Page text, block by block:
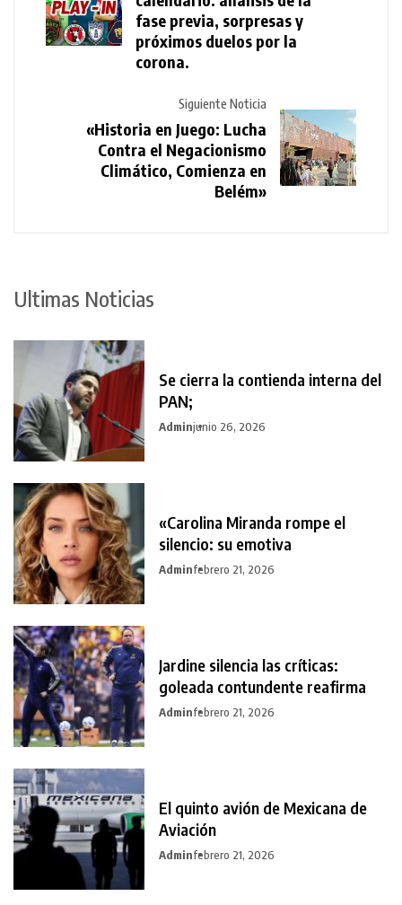
fase previa, sorpresas y
próximos duelos por la
corona.
Siguiente Noticia
«Historia en Juego: Lucha
Contra el Negacionismo
Climático, Comienza en
Belém»
Ultimas Noticias
Se cierra la contienda interna del
PAN;
Adminjunio 26, 2026
«Carolina Miranda rompe el
silencio: su emotiva
Adminfebrero 21, 2026
Jardine silencia las críticas:
goleada contundente reafirma
Adminfebrero 21, 2026
El quinto avión de Mexicana de
Aviación
Adminfebrero 21, 2026